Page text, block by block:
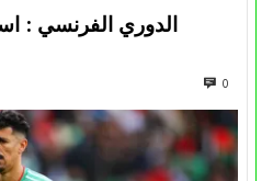
الدوري الفرنسي :
0